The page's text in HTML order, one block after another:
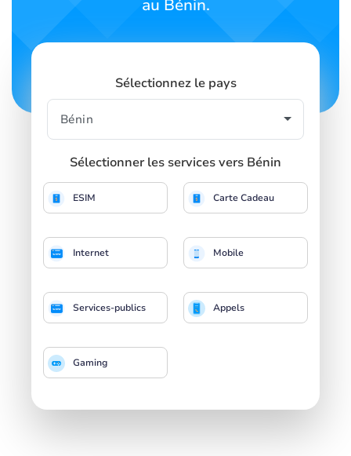
au Bénin.
Sélectionnez le pays
Sélectionner les services vers Bénin
ESIM Carte Cadeau
Internet Mobile
Services-publics Appels
Gaming